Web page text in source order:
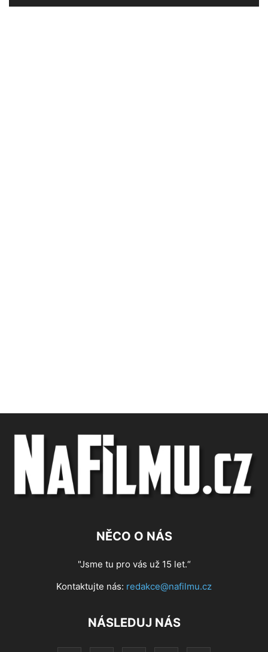
NĚCO O NÁS
"Jsme tu pro vás už 15 let.“
Kontaktujte nás: redakce@nafilmu.cz
NÁSLEDUJ NÁS